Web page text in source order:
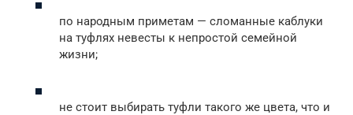
по народным приметам — сломанные каблуки
на туфлях невесты к непростой семейной
жизни;
не стоит выбирать туфли такого же цвета, что и